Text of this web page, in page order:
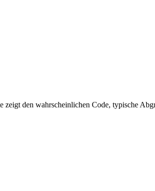
den wahrscheinlichen Code, typische